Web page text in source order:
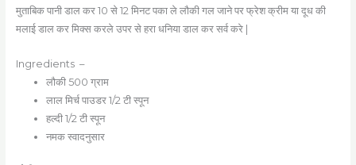
मुताबिक पानी डाल कर 10 से 12 मिनट पका ले लौकी गल जाने पर फ्रेश क्रीम या दूध की
मलाई डाल कर मिक्स करले उपर से हरा धनिया डाल कर सर्व करे |
Ingredients –
लौकी 500 ग्राम
लाल मिर्च पाउडर 1/2 टी स्पून
हल्दी 1/2 टी स्पून
नमक स्वादनुसार